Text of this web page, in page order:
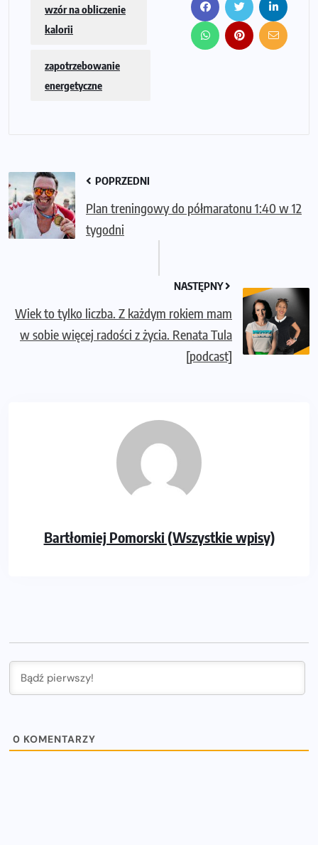
wzór na obliczenie
kalorii
zapotrzebowanie
energetyczne
POPRZEDNI
Plan treningowy do półmaratonu 1:40 w 12
tygodni
NASTĘPNY
Wiek to tylko liczba. Z każdym rokiem mam
w sobie więcej radości z życia. Renata Tula
[podcast]
Bartłomiej Pomorski (Wszystkie wpisy)
0 KOMENTARZY